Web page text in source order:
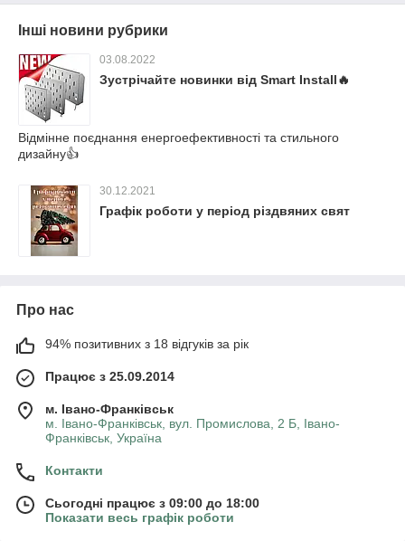
Інші новини рубрики
03.08.2022
Зустрічайте новинки від Smart Install🔥
Відмінне поєднання енергоефективності та стильного
дизайну👍
30.12.2021
Графік роботи у період різдвяних свят
Про нас
94% позитивних з 18 відгуків за рік
Працює з 25.09.2014
м. Івано-Франківськ
м. Івано-Франківськ, вул. Промислова, 2 Б, Івано-
Франківськ, Україна
Контакти
Сьогодні працює з 09:00 до 18:00
Показати весь графік роботи